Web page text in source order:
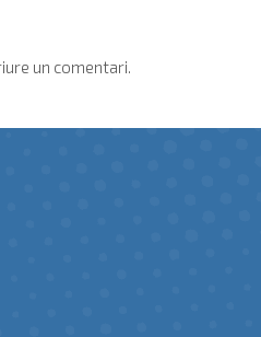
un comentari.